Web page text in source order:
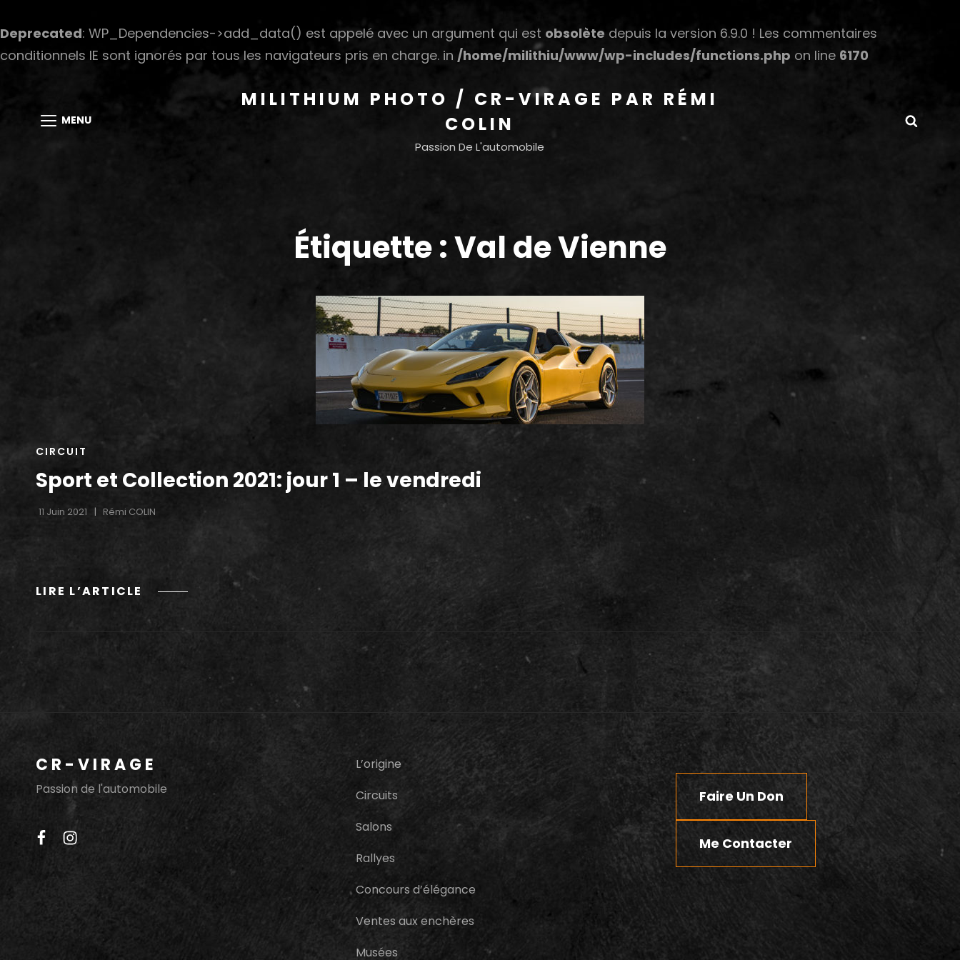
Deprecated: WP_Dependencies->add_data() est appelé avec un argument qui est obsolète depuis la version 6.9.0 ! Les commentaires
conditionnels IE sont ignorés par tous les navigateurs pris en charge. in /home/milithiu/www/wp-includes/functions.php on line 6170
MENU
MILITHIUM PHOTO / CR-VIRAGE PAR RÉMI
COLIN
Passion De L'automobile
Étiquette :Val de Vienne
CAT
CIRCUIT
Sport et Collection 2021: jour 1 – le vendredi
11 Juin 2021 Rémi COLIN
LIRE L’ARTICLE
SPORT
COLLECTION
JOUR
VENDREDI
CR-VIRAGE
Passion de l'automobile
facebook
instagram
L’origine
Circuits
Salons
Rallyes
Concours d’élégance
Ventes aux enchères
Musées
Faire Un Don
Me Contacter